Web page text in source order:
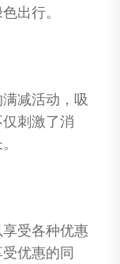
出行。
减活动，吸
刺激了消
受各种优惠
优惠的同